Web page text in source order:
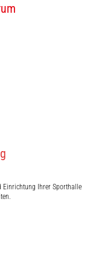
Einrichtung Ihrer Sporthalle